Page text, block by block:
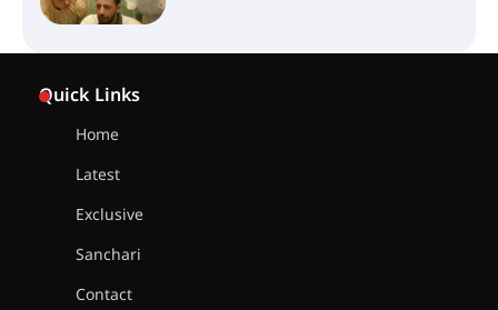
Quick Links
Home
Latest
Exclusive
Sanchari
Contact